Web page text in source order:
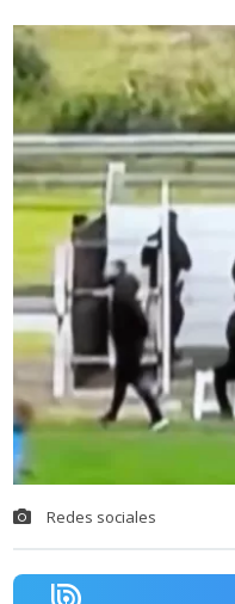
Redes sociales